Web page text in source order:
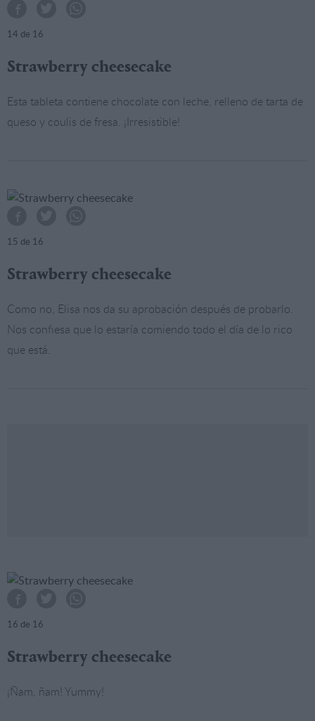
14 de 16
Strawberry cheesecake
Esta tableta contiene chocolate con leche, relleno de tarta de
queso y coulis de fresa. ¡Irresistible!
15 de 16
Strawberry cheesecake
Como no, Elisa nos da su aprobación después de probarlo.
Nos confiesa que lo estaría comiendo todo el día de lo rico
que está.
16 de 16
Strawberry cheesecake
¡Ñam, ñam! Yummy!